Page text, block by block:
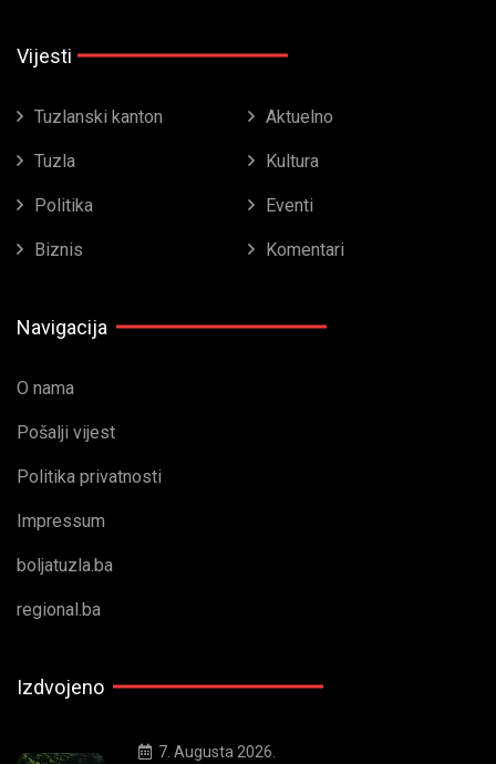
Vijesti
Tuzlanski kanton Aktuelno
Tuzla Kultura
Politika Eventi
Biznis Komentari
Navigacija
O nama
Pošalji vijest
Politika privatnosti
Impressum
boljatuzla.ba
regional.ba
Izdvojeno
7. Augusta 2026.